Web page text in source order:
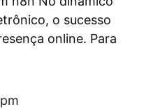
o sucesso
online. Para